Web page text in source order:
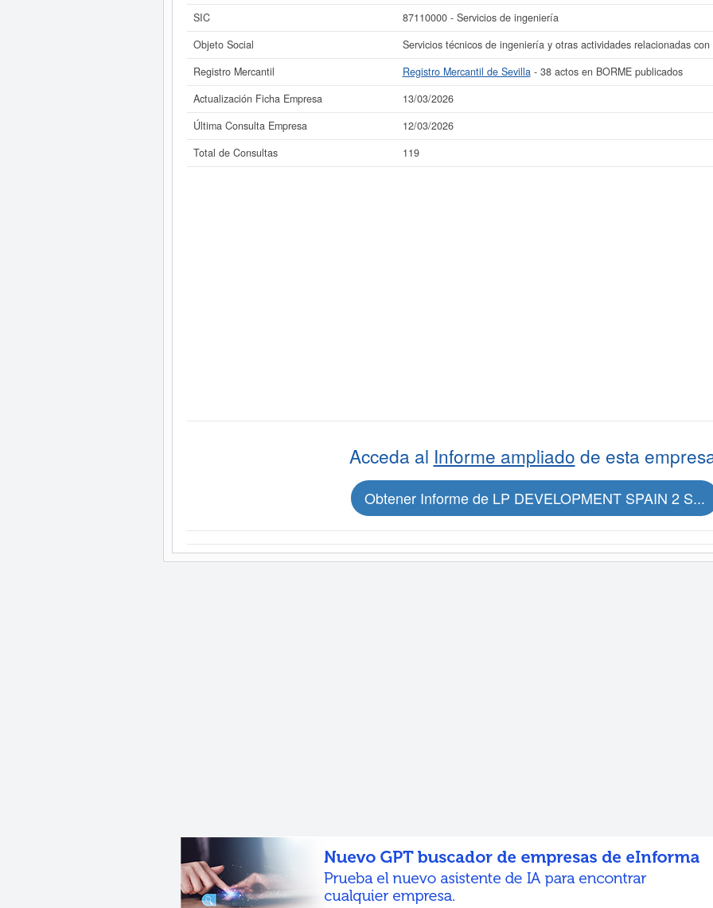
SIC
87110000 - Servicios de ingeniería
Objeto Social
Servicios técnicos de ingeniería y otras actividades relacionadas
Registro Mercantil
Registro Mercantil de Sevilla- 38 actos en BORME publicados
Actualización Ficha Empresa
13/03/2026
Última Consulta Empresa
12/03/2026
Total de Consultas
119
Acceda al Informe ampliado de esta
Obtener Informe de LP DEVELOPMENT SPAIN 2 S...